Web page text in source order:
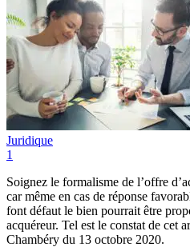
Juridique
1
Soignez le formalisme de l’offre
car même en cas de réponse
font défaut le bien pourrait être
acquéreur. Tel est le constat de cet
Chambéry du 13 octobre 2020.